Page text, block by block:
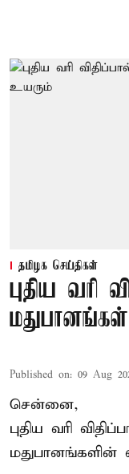
தமிழக செய்திகள்
புதிய வரி
Published on: 09 Aug
சென்னை,
புதிய வரி